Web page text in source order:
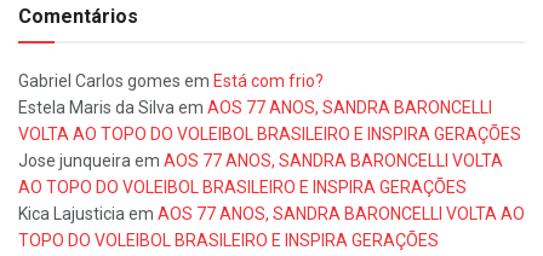
Comentários
Gabriel Carlos gomes em Está com frio?
Estela Maris da Silva em AOS 77 ANOS, SANDRA BARONCELLI
VOLTA AO TOPO DO VOLEIBOL BRASILEIRO E INSPIRA GERAÇÕES
Jose junqueira em AOS 77 ANOS, SANDRA BARONCELLI VOLTA
AO TOPO DO VOLEIBOL BRASILEIRO E INSPIRA GERAÇÕES
Kica Lajusticia em AOS 77 ANOS, SANDRA BARONCELLI VOLTA AO
TOPO DO VOLEIBOL BRASILEIRO E INSPIRA GERAÇÕES